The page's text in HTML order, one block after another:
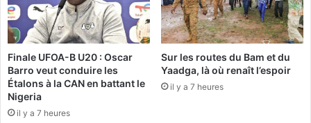
s
s
i
o
n
d
’
e
e
l
i
v
r
e
s
a
Finale UFOA-B U20 : Oscar
Barro veut conduire les
Étalons à la CAN en battant le
Nigeria
il y a 7 heures
Sur les routes du Bam et du
Yaadga, là où renaît l’espoir
il y a 7 heures